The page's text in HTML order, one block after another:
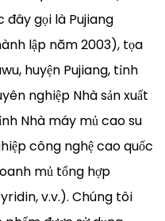
đây gọi là Pujiang
lập năm 2003), tọa
huyện Pujiang, tỉnh
nghiệp Nhà sản xuất
Nhà máy mủ cao su
công nghệ cao quốc
mủ tổng hợp
v.v.). Chúng tôi